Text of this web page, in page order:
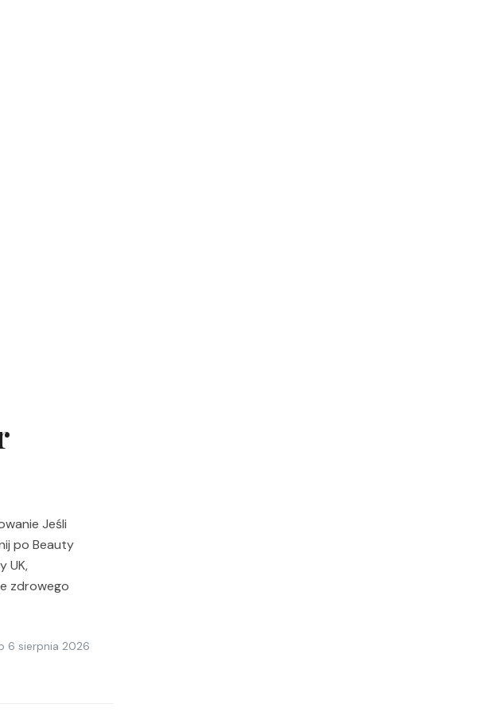
Jeśli
po Beauty
UK,
zdrowego
6 sierpnia 2026